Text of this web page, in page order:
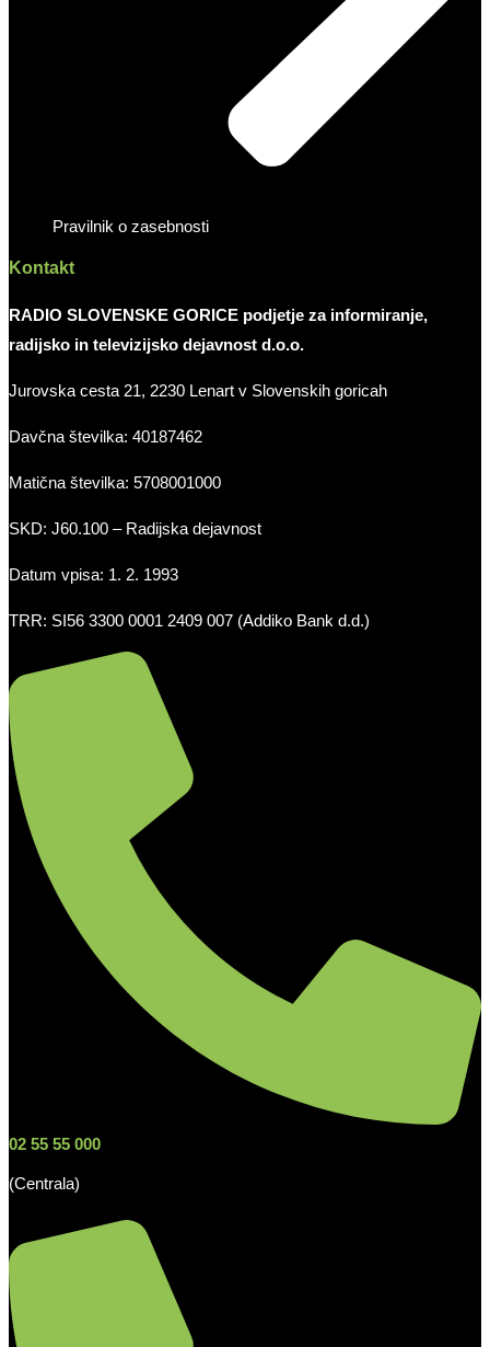
Pravilnik o zasebnosti
Kontakt
RADIO SLOVENSKE GORICE podjetje za informiranje,
radijsko in televizijsko dejavnost d.o.o.
Jurovska cesta 21, 2230 Lenart v Slovenskih goricah
Davčna številka: 40187462
Matična številka: 5708001000
SKD: J60.100 – Radijska dejavnost
Datum vpisa: 1. 2. 1993
TRR: SI56 3300 0001 2409 007 (Addiko Bank d.d.)
02 55 55 000
(Centrala)